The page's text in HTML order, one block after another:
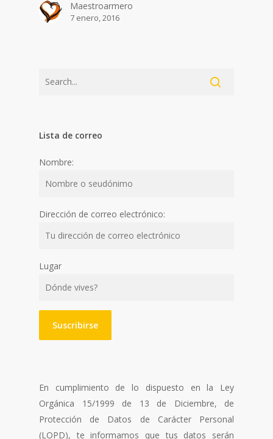
Maestroarmero
7 enero, 2016
Lista de correo
Nombre:
Dirección de correo electrónico:
Lugar
En cumplimiento de lo dispuesto en la Ley
Orgánica 15/1999 de 13 de Diciembre, de
Protección de Datos de Carácter Personal
(LOPD), te informamos que tus datos serán